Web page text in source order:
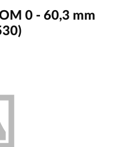
0 - 60,3 mm